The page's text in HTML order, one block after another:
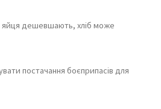
яйця дешевшають, хліб може
постачання боєприпасів для